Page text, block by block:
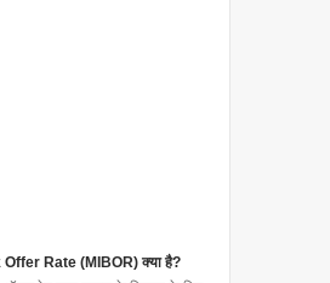
Rate (MIBOR) क्या है?